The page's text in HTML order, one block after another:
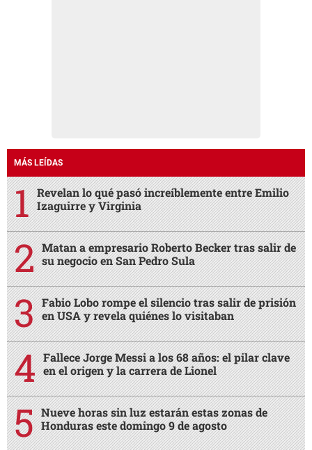
MÁS LEÍDAS
Revelan lo qué pasó increíblemente entre Emilio
Izaguirre y Virginia
Matan a empresario Roberto Becker tras salir de
su negocio en San Pedro Sula
Fabio Lobo rompe el silencio tras salir de prisión
en USA y revela quiénes lo visitaban
Fallece Jorge Messi a los 68 años: el pilar clave
en el origen y la carrera de Lionel
Nueve horas sin luz estarán estas zonas de
Honduras este domingo 9 de agosto